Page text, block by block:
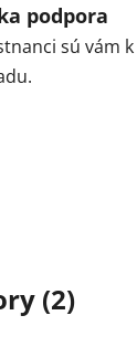
podpora
sú vám
(2)